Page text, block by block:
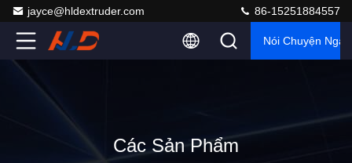
jayce@hldextruder.com 86-15251884557
Nói Chuyện Ngay.
Các Sản Phẩm